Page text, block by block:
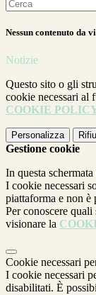
Nessun contenuto da
Notizie
Questo sito o gli
cookie necessari al
COOKIE
Personalizza
Gestione cookie
In questa
I cookie necessari
piattaforma e non è
Per conoscere
visionare la
Cookie necessari
I cookie necessari
disabilitati. È